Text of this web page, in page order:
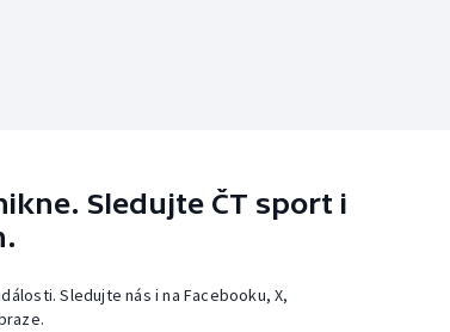
Sledujte ČT sport i
Sledujte nás i na Facebooku, X,